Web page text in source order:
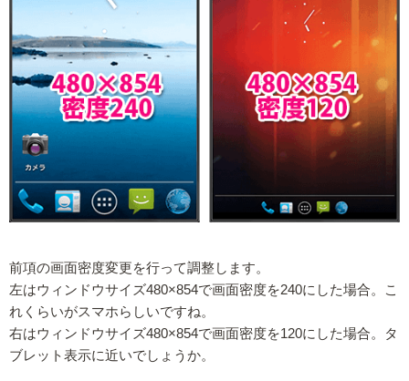
前項の画面密度変更を行って調整します。
左はウィンドウサイズ480×854で画面密度を240にした場合。こ
れくらいがスマホらしいですね。
右はウィンドウサイズ480×854で画面密度を120にした場合。タ
ブレット表示に近いでしょうか。